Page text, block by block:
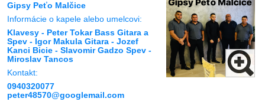
Gipsy Peťo Malčice
Informácie o kapele alebo umelcovi:
Klavesy - Peter Tokar Bass Gitara a
Spev - Igor Makula Gitara - Jozef
Kanci Bicie - Slavomir Gadzo Spev -
Miroslav Tancos
Kontakt:
0940320077
peter48570@googlemail.com